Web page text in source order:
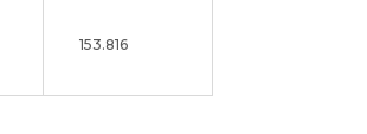
153.816